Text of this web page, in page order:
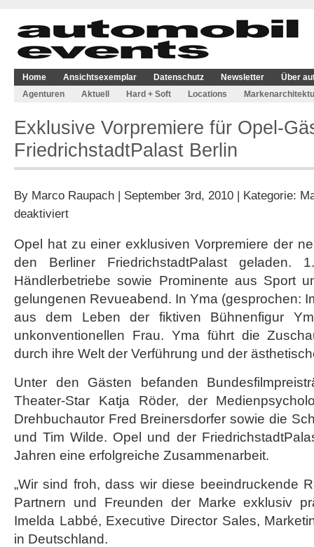
Home Ansichtsexemplar Datenschutz Newsletter
Über
Agenturen
Aktuell Hard + Soft Locations
Exklusive Vorpremiere für Opel-
FriedrichstadtPalast Berlin
By Marco Raupach | September 3rd, 2010 | Kategorie:
deaktiviertfür
für
Opel-
im
FriedrichstadtPalast
Berlin
Opel hat zu einer exklusiven Vorpremiere der
den Berliner FriedrichstadtPalast geladen.
Händlerbetriebe sowie Prominente aus Sport
gelungenen Revueabend. In Yma (gesprochen:
aus dem Leben der fiktiven Bühnenfigur
unkonventionellen Frau. Yma führt die
durch ihre Welt der Verführung und der
Unter den Gästen befanden
Theater-Star Katja Röder, der
Drehbuchautor Fred Breinersdorfer sowie die
und Tim Wilde. Opel und der
Jahren eine erfolgreiche Zusammenarbeit.
„Wir sind froh, dass wir diese beeindruckende
Partnern und Freunden der Marke exklusiv
Imelda Labbé, Executive Director Sales,
in Deutschland.